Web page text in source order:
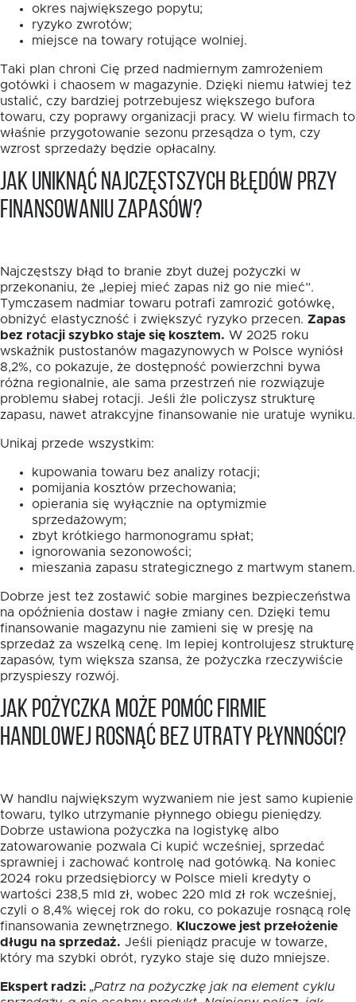
okres największego popytu;
ryzyko zwrotów;
miejsce na towary rotujące wolniej.
Taki plan chroni Cię przed nadmiernym zamrożeniem
gotówki i chaosem w magazynie. Dzięki niemu łatwiej też
ustalić, czy bardziej potrzebujesz większego bufora
towaru, czy poprawy organizacji pracy. W wielu firmach to
właśnie przygotowanie sezonu przesądza o tym, czy
wzrost sprzedaży będzie opłacalny.
Jak uniknąć najczęstszych błędów przy
finansowaniu zapasów?
Najczęstszy błąd to branie zbyt dużej pożyczki w
przekonaniu, że „lepiej mieć zapas niż go nie mieć”.
Tymczasem nadmiar towaru potrafi zamrozić gotówkę,
obniżyć elastyczność i zwiększyć ryzyko przecen. Zapas
bez rotacji szybko staje się kosztem. W 2025 roku
wskaźnik pustostanów magazynowych w Polsce wyniósł
8,2%, co pokazuje, że dostępność powierzchni bywa
różna regionalnie, ale sama przestrzeń nie rozwiązuje
problemu słabej rotacji. Jeśli źle policzysz strukturę
zapasu, nawet atrakcyjne finansowanie nie uratuje wyniku.
Unikaj przede wszystkim:
kupowania towaru bez analizy rotacji;
pomijania kosztów przechowania;
opierania się wyłącznie na optymizmie
sprzedażowym;
zbyt krótkiego harmonogramu spłat;
ignorowania sezonowości;
mieszania zapasu strategicznego z martwym stanem.
Dobrze jest też zostawić sobie margines bezpieczeństwa
na opóźnienia dostaw i nagłe zmiany cen. Dzięki temu
finansowanie magazynu nie zamieni się w presję na
sprzedaż za wszelką cenę. Im lepiej kontrolujesz strukturę
zapasów, tym większa szansa, że pożyczka rzeczywiście
przyspieszy rozwój.
Jak pożyczka może pomóc firmie
handlowej rosnąć bez utraty płynności?
W handlu największym wyzwaniem nie jest samo kupienie
towaru, tylko utrzymanie płynnego obiegu pieniędzy.
Dobrze ustawiona pożyczka na logistykę albo
zatowarowanie pozwala Ci kupić wcześniej, sprzedać
sprawniej i zachować kontrolę nad gotówką. Na koniec
2024 roku przedsiębiorcy w Polsce mieli kredyty o
wartości 238,5 mld zł, wobec 220 mld zł rok wcześniej,
czyli o 8,4% więcej rok do roku, co pokazuje rosnącą rolę
finansowania zewnętrznego. Kluczowe jest przełożenie
długu na sprzedaż. Jeśli pieniądz pracuje w towarze,
który ma szybki obrót, ryzyko staje się dużo mniejsze.
Ekspert radzi: „Patrz na pożyczkę jak na element cyklu